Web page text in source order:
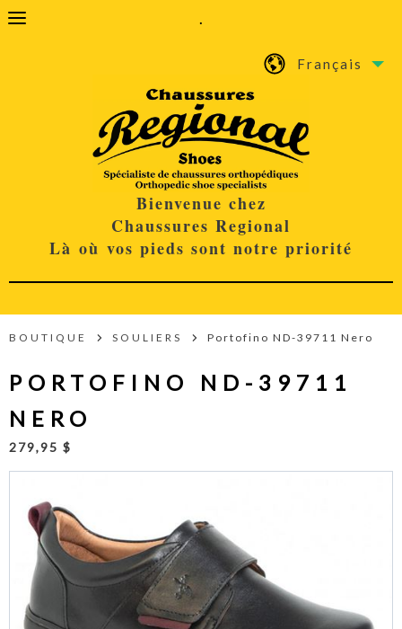
.
Français
Bienvenue chez
Chaussures Regional
Là où vos pieds sont notre priorité
BOUTIQUE SOULIERS Portofino ND-39711 Nero
PORTOFINO ND-39711
NERO
279,95 $